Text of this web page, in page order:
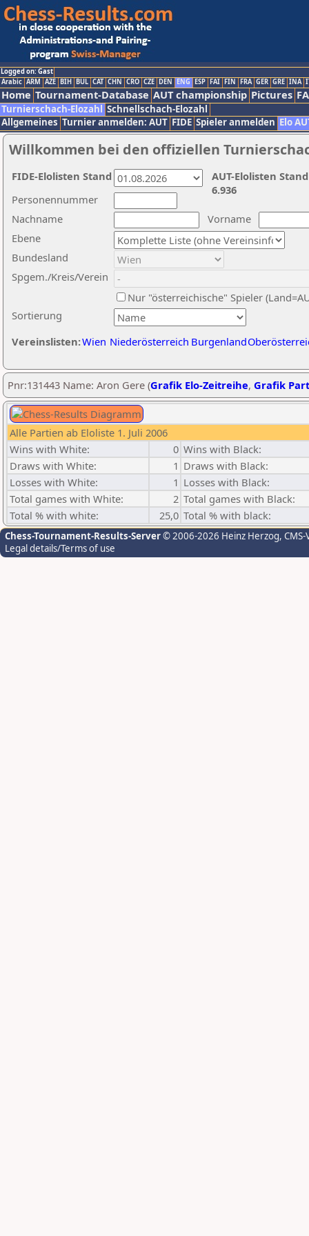
Logged on: Gast
Arabic ARM AZE BIH BUL CAT CHN CRO CZE DEN ENG ESP FAI FIN FRA GER GRE INA
Home Tournament-Database AUT championship Pictures
Turnierschach-Elozahl Schnellschach-Elozahl
Allgemeines Turnier anmelden: AUT FIDE Spieler anmelden Elo
Willkommen bei den offiziellen
Nachname
Vorname
Ebene
Sortierung
Personennummer
Bundesland
Spgem./Kreis/Verein
Nur "österreichische" Spieler
Vereinslisten:Wien Niederösterreich Burgenland
AUT-Elolisten
6.936
FIDE-Elolisten Stand
Pnr:131443 Name: Aron Gere (Grafik Elo-Zeitreihe, Grafik
Alle Partien ab Eloliste 1. Juli 2006
Wins with White:
0 Wins with Black:
Draws with White:
1 Draws with Black:
Losses with White:
1 Losses with Black:
Total games with White:
2 Total games with Black:
Total % with white:
25,0 Total % with black:
Chess-Tournament-Results-Server© 2006-2026 Heinz Herzog,
Legal details/Terms of use